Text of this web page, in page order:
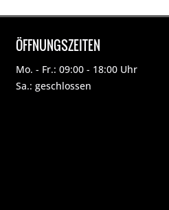
ÖFFNUNGSZEITEN
Mo. - Fr.: 09:00 - 18:00 Uhr
Sa.: geschlossen